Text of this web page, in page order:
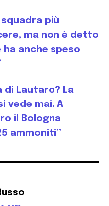
squadra più
ma non è detto
anche speso
di Lautaro? La
vede mai. A
il Bologna
ammoniti”